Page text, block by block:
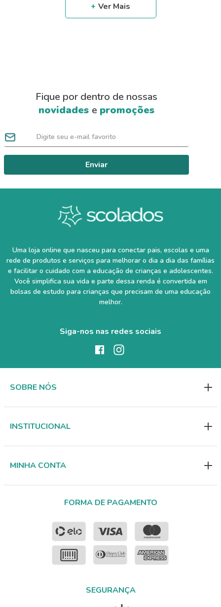
Fique por dentro de nossas
novidades e promoções
Enviar
Uma loja online que nasceu para conectar pais, escolas e uma
rede de produtos e serviços para melhorar o dia a dia das famílias
e facilitar o cuidado com a educação de crianças e adolescentes.
Você simplifica sua vida e parte dessa renda é convertida em
bolsas de estudo para crianças que precisam de uma educação
melhor.
Siga-nos nas redes sociais
SOBRE NÓS
INSTITUCIONAL
MINHA CONTA
FORMA DE PAGAMENTO
SEGURANÇA